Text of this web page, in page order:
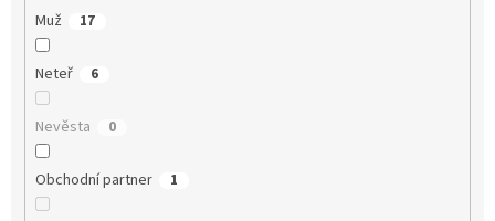
Muž 17
Neteř 6
Nevěsta 0
Obchodní partner 1